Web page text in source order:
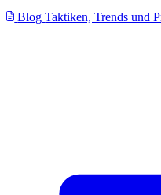
Blog Taktiken, Trends und